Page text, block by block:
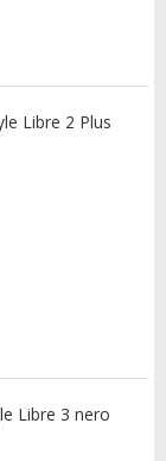
Libre 2 Plus
Libre 3 nero